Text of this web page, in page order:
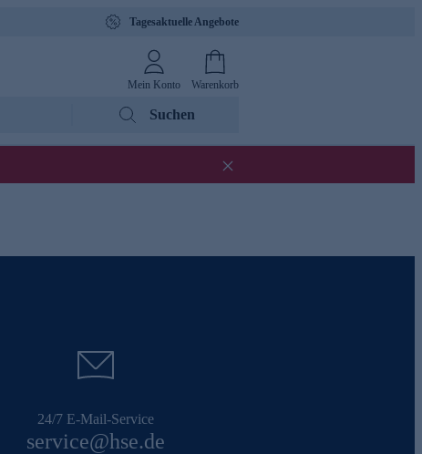
Tagesaktuelle Angebote
Mein Konto Warenkorb
Suchen
24/7 E-Mail-Service
service@hse.de